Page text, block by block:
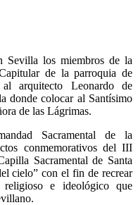
los miembros de la
de la parroquia de
arquitecto Leonardo de
donde colocar al Santísimo
de las Lágrimas.
Sacramental de la
conmemorativos del III
Sacramental de Santa
cielo” con el fin de recrear
religioso e ideológico que